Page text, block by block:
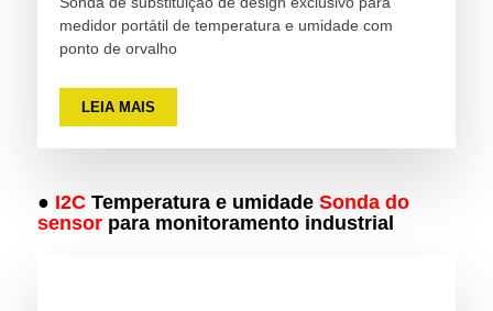
medidor portátil de temperatura e umidade com
ponto de orvalho
LEIA MAIS
● I2C Temperatura e umidade Sonda do
sensor para monitoramento industrial